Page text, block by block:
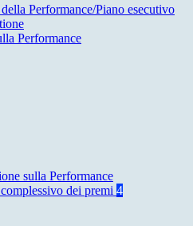
Performance/Piano esecutivo
Performance
sulla Performance
dei premi 4